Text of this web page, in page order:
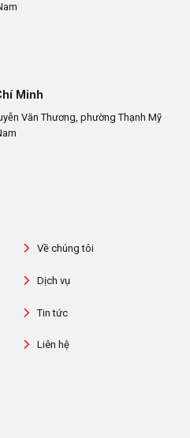
Minh
Văn Thương, phường Thạnh Mỹ
Về chúng tôi
Dịch vụ
Tin tức
Liên hệ